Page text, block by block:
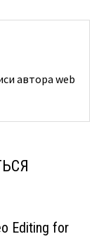
автора web
Editing for